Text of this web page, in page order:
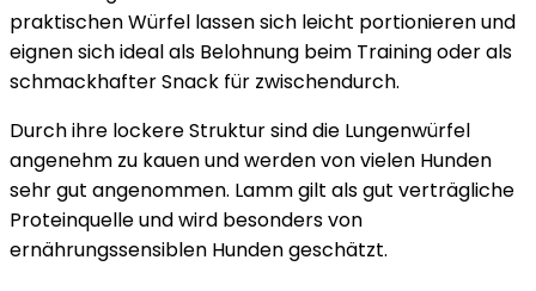
praktischen Würfel lassen sich leicht portionieren und
eignen sich ideal als Belohnung beim Training oder als
schmackhafter Snack für zwischendurch.
Durch ihre lockere Struktur sind die Lungenwürfel
angenehm zu kauen und werden von vielen Hunden
sehr gut angenommen. Lamm gilt als gut verträgliche
Proteinquelle und wird besonders von
ernährungssensiblen Hunden geschätzt.